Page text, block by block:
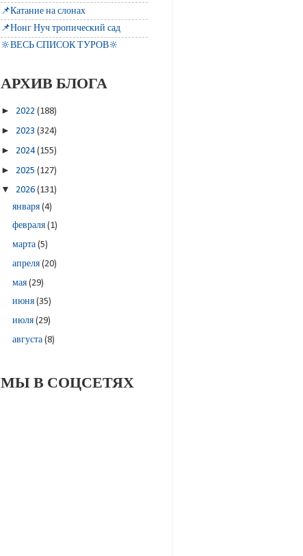
📌Катание на слонах
📌Нонг Нуч тропический сад
🔆ВЕСЬ СПИСОК ТУРОВ🔆
АРХИВ БЛОГА
► 2022 (188)
► 2023 (324)
► 2024(155)
► 2025 (127)
▼ 2026 (131)
января(4)
февраля(1)
марта(5)
апреля(20)
мая(29)
июня(35)
июля(29)
августа(8)
МЫ В СОЦСЕТЯХ